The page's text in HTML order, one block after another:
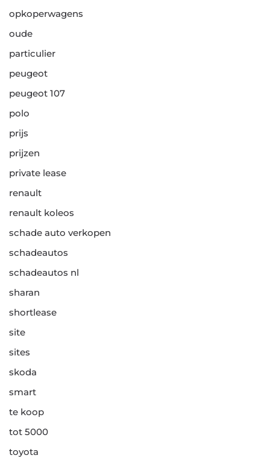
opkoperwagens
oude
particulier
peugeot
peugeot 107
polo
prijs
prijzen
private lease
renault
renault koleos
schade auto verkopen
schadeautos
schadeautos nl
sharan
shortlease
site
sites
skoda
smart
te koop
tot 5000
toyota